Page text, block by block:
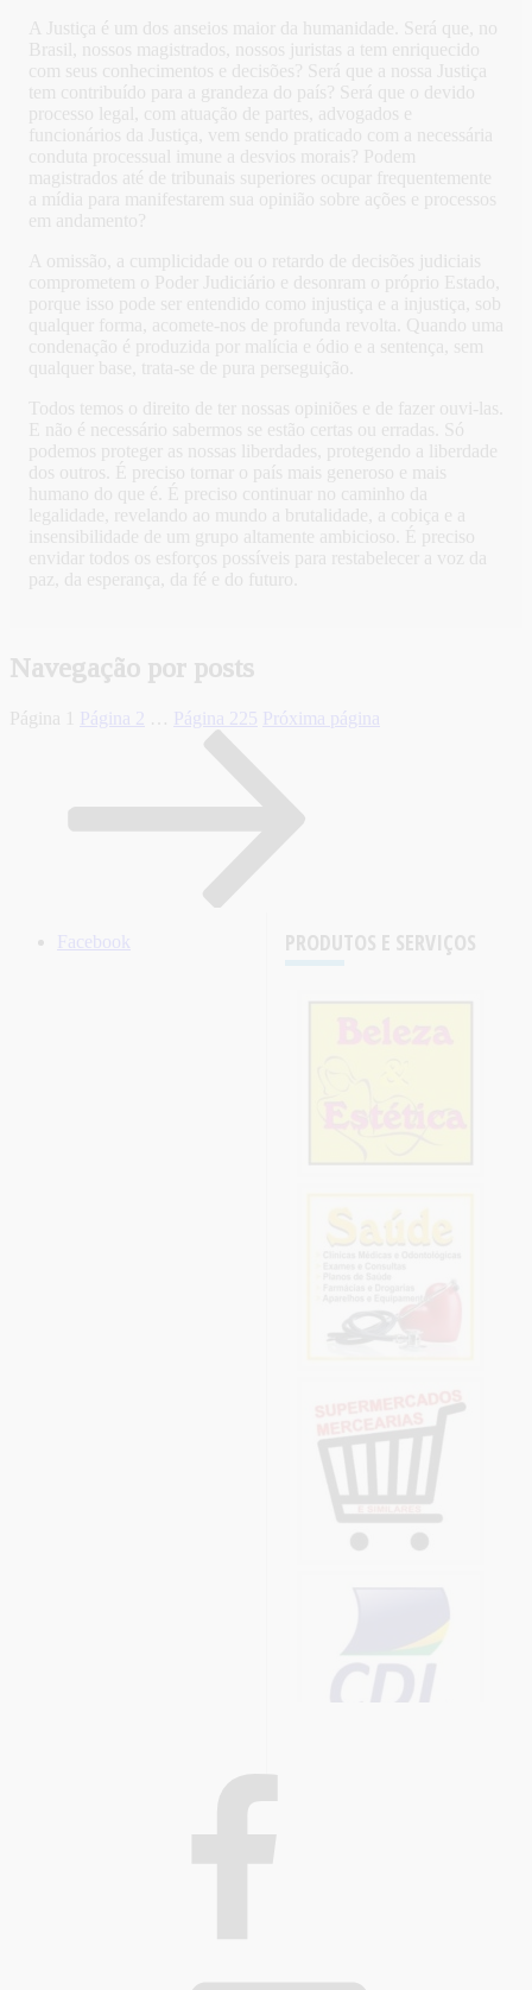
A Justiça é um dos anseios maior da humanidade. Será que, no
Brasil, nossos magistrados, nossos juristas a tem enriquecido
com seus conhecimentos e decisões? Será que a nossa Justiça
tem contribuído para a grandeza do país? Será que o devido
processo legal, com atuação de partes, advogados e
funcionários da Justiça, vem sendo praticado com a necessária
conduta processual imune a desvios morais? Podem
magistrados até de tribunais superiores ocupar frequentemente
a mídia para manifestarem sua opinião sobre ações e processos
em andamento?
A omissão, a cumplicidade ou o retardo de decisões judiciais
comprometem o Poder Judiciário e desonram o próprio Estado,
porque isso pode ser entendido como injustiça e a injustiça, sob
qualquer forma, acomete-nos de profunda revolta. Quando uma
condenação é produzida por malícia e ódio e a sentença, sem
qualquer base, trata-se de pura perseguição.
Todos temos o direito de ter nossas opiniões e de fazer ouvi-las.
E não é necessário sabermos se estão certas ou erradas. Só
podemos proteger as nossas liberdades, protegendo a liberdade
dos outros. É preciso tornar o país mais generoso e mais
humano do que é. É preciso continuar no caminho da
legalidade, revelando ao mundo a brutalidade, a cobiça e a
insensibilidade de um grupo altamente ambicioso. É preciso
envidar todos os esforços possíveis para restabelecer a voz da
paz, da esperança, da fé e do futuro.
Navegação por posts
Página Página Página 225 Próxima página
PRODUTOS E SERVIÇOS
Facebook